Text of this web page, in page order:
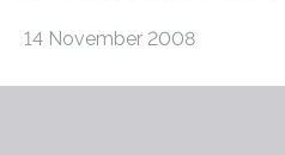
14 November 2008